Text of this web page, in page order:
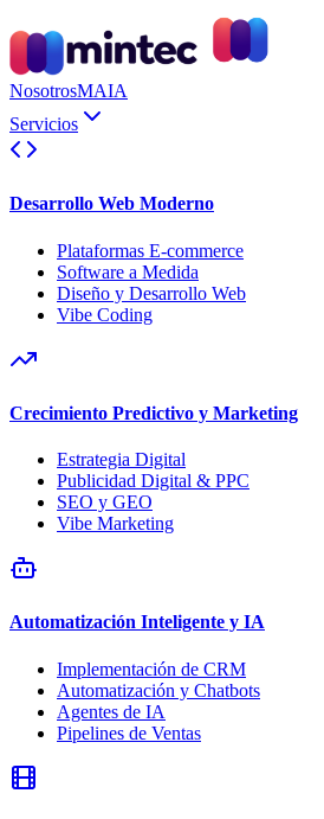
NosotrosMAIA
Servicios
Desarrollo Web Moderno
Plataformas E-commerce
Software a Medida
Diseño y Desarrollo Web
Vibe Coding
Crecimiento Predictivo y Marketing
Estrategia Digital
Publicidad Digital & PPC
SEO y GEO
Vibe Marketing
Automatización Inteligente y IA
Implementación de CRM
Automatización y Chatbots
Agentes de IA
Pipelines de Ventas